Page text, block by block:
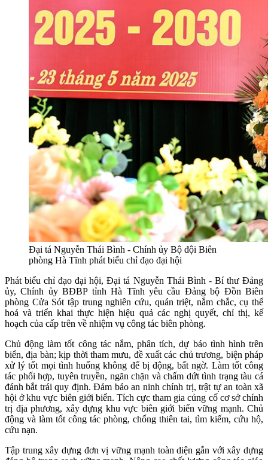
Đại tá Nguyễn Thái Bình - Chính ủy Bộ đội Biên
phòng Hà Tĩnh phát biểu chỉ đạo đại hội
Phát biểu chỉ đạo đại hội, Đại tá Nguyễn Thái Bình - Bí thư Đảng
ủy, Chính ủy BĐBP tỉnh Hà Tĩnh yêu cầu Đảng bộ Đồn Biên
phòng Cửa Sót tập trung nghiên cứu, quán triệt, nắm chắc, cụ thể
hoá và triển khai thực hiện hiệu quả các nghị quyết, chỉ thị, kế
hoạch của cấp trên về nhiệm vụ công tác biên phòng.
Chủ động làm tốt công tác nắm, phân tích, dự báo tình hình trên
biển, địa bàn; kịp thời tham mưu, đề xuất các chủ trương, biện pháp
xử lý tốt mọi tình huống không để bị động, bất ngờ. Làm tốt công
tác phối hợp, tuyên truyền, ngăn chặn và chấm dứt tình trạng tàu cá
đánh bắt trái quy định. Đảm bảo an ninh chính trị, trật tự an toàn xã
hội ở khu vực biên giới biển. Tích cực tham gia củng cố cơ sở chính
trị địa phương, xây dựng khu vực biên giới biển vững mạnh. Chủ
động và làm tốt công tác phòng, chống thiên tai, tìm kiếm, cứu hộ,
cứu nạn.
Tập trung xây dựng đơn vị vững mạnh toàn diện gắn với xây dựng